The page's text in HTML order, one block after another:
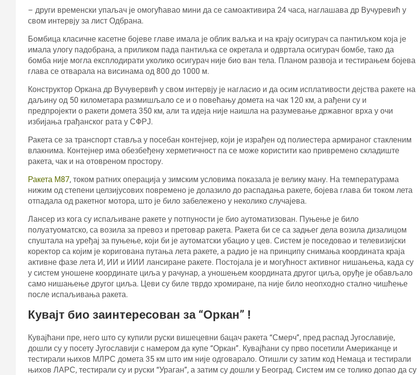
– други временски упаљач је омогућавао мини да се самоактивира 24 часа, наглашава др Вучуревић у
свом интервју за лист Одбрана.
Бомбица класичне касетне бојеве главе имала је облик ваљка и на крају осигурач са пантиљком која је
имала улогу падобрана, а приликом пада пантиљка се окретала и одвртала осигурач бомбе, тако да
бомба није могла експлодирати уколико осигурач није био ван тела. Планом развоја и тестирањем бојева
глава се отварала на висинама од 800 до 1000 м.
Конструктор Оркана др Вучувервић у свом интервју је нагласио и да осим исплативости дејства ракете на
даљину од 50 километара размишљало се и о повећању домета на чак 120 км, а рађени су и
предпројекти о ракети домета 350 км, али та идеја није наишла на разумевање државног врха у очи
избијања грађанског рата у СФРЈ.
Ракета се за транспорт ставља у посебан контејнер, који је израђен од полиестера армираног стакленим
влакнима. Контејнер има обезбеђену херметичност па се може користити као привремено складиште
ракета, чак и на отовреном простору.
Ракета М87, током ратних операција у зимским условима показала је велику ману. На температурама
нижим од степени целзијусових повремено је долазило до распадања ракете, бојева глава би током лета
отпадала од ракетног мотора, што је било забележено у неколико случајева.
Лансер из кога су испаљиване ракете у потпуности је био аутоматизован. Пуњење је било
полуатуоматско, са возила за превоз и претовар ракета. Ракета би се са задњег дела возила дизалицом
спуштала на уређај за пуњење, који би је аутоматски убацио у цев. Систем је поседовао и телевизијски
коректор са којим је коригована путања лета ракете, а радио је на принципу снимања координата краја
активне фазе лета И, ИИ и ИИИ лансиране ракете. Постојала је и могућност активног нишањења, када су
у систем уношене координате циља у рачунар, а уношењем координата другог циља, оруђе је обављало
само нишањење другог циља. Цеви су биле тврдо хромиране, па није било неопходно стално чишћење
после испаљивања ракета.
Кувајт био заинтересован за “Оркан” !
Кувајћани пре, него што су купили руски вишецевни бацач ракета “Смерч”, пред распад Југославије,
дошли су у посету Југославији с намером да купе “Оркан”. Кувајћани су прво посетили Американце и
тестирали њихов МЛРС домета 35 км што им није одговарало. Отишли су затим код Немаца и тестирали
њихов ЛАРС, тестирали су и руски “Ураган”, а затим су дошли у Београд. Систем им се толико допао да су